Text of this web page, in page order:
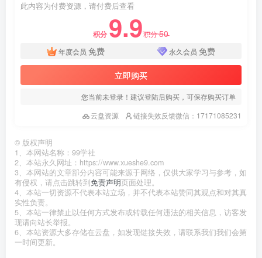
此内容为付费资源，请付费后查看
积分 9.9积分50
年度会员 免费 永久会员 免费
立即购买
您当前未登录！建议登陆后购买，可保存购买订单
云盘资源
链接失效反馈微信：17171085231
© 版权声明
1、本网站名称：99学社
2、本站永久网址：https://www.xueshe9.com
3、本网站的文章部分内容可能来源于网络，仅供大家学习与参考，如
有侵权，请点击跳转到免责声明页面处理。
4、本站一切资源不代表本站立场，并不代表本站赞同其观点和对其真
实性负责。
5、本站一律禁止以任何方式发布或转载任何违法的相关信息，访客发
现请向站长举报。
6、本站资源大多存储在云盘，如发现链接失效，请联系我们我们会第
一时间更新。